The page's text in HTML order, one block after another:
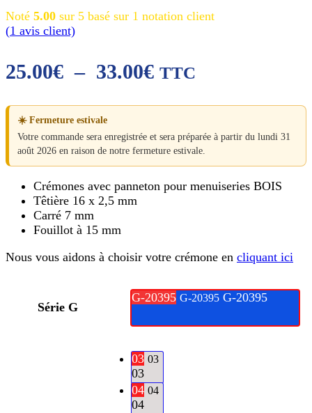
Noté 5.00 sur 5 basé sur 1 notation client
(1 avis client)
25.00€ – 33.00€Plage
25.00€
à
33.00€
TTC
☀️ Fermeture estivale
Votre commande sera enregistrée et sera préparée à partir du lundi 31
août 2026 en raison de notre fermeture estivale.
Crémones avec panneton pour menuiseries BOIS
Têtière 16 x 2,5 mm
Carré 7 mm
Fouillot à 15 mm
Nous vous aidons à choisir votre crémone en cliquant ici
Série G
G-20395 G-20395 G-20395
03 03
03
04 04
04